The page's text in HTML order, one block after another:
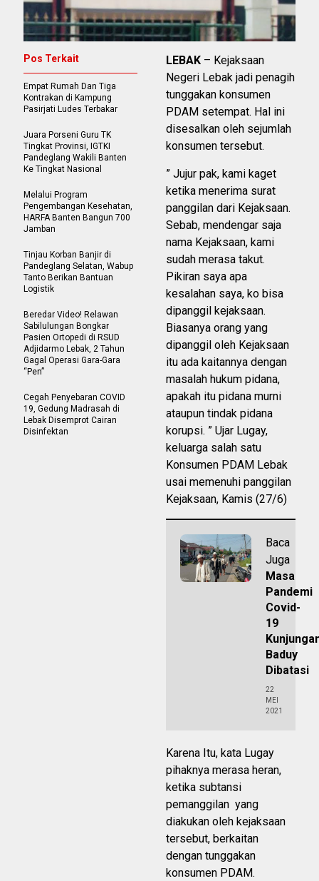
LEBAK – Kejaksaan
Negeri Lebak jadi penagih
tunggakan konsumen
PDAM setempat. Hal ini
disesalkan oleh sejumlah
konsumen tersebut.
” Jujur pak, kami kaget
ketika menerima surat
panggilan dari Kejaksaan.
Sebab, mendengar saja
nama Kejaksaan, kami
sudah merasa takut.
Pikiran saya apa
kesalahan saya, ko bisa
dipanggil kejaksaan.
Biasanya orang yang
dipanggil oleh Kejaksaan
itu ada kaitannya dengan
masalah hukum pidana,
apakah itu pidana murni
ataupun tindak pidana
korupsi. ” Ujar Lugay,
keluarga salah satu
Konsumen PDAM Lebak
usai memenuhi panggilan
Kejaksaan, Kamis (27/6)
Baca
Juga
Masa
Pandemi
Covid-
19
Baduy
Dibatasi
22
MEI
2021
Karena Itu, kata Lugay
pihaknya merasa heran,
ketika subtansi
pemanggilan yang
diakukan oleh kejaksaan
tersebut, berkaitan
dengan tunggakan
konsumen PDAM.
Pos Terkait
Empat Rumah Dan Tiga
Kontrakan di Kampung
Pasirjati Ludes Terbakar
Juara Porseni Guru TK
Tingkat Provinsi, IGTKI
Pandeglang Wakili Banten
Ke Tingkat Nasional
Melalui Program
Pengembangan Kesehatan,
HARFA Banten Bangun 700
Jamban
Tinjau Korban Banjir di
Pandeglang Selatan, Wabup
Tanto Berikan Bantuan
Logistik
Beredar Video! Relawan
Sabilulungan Bongkar
Pasien Ortopedi di RSUD
Adjidarmo Lebak, 2 Tahun
Gagal Operasi Gara-Gara
“Pen”
Cegah Penyebaran COVID
19, Gedung Madrasah di
Lebak Disemprot Cairan
Disinfektan